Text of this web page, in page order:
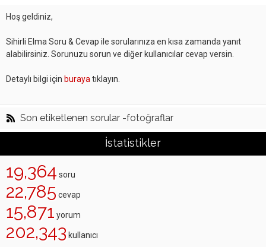
Hoş geldiniz,
Sihirli Elma Soru & Cevap ile sorularınıza en kısa zamanda yanıt
alabilirsiniz. Sorunuzu sorun ve diğer kullanıcılar cevap versin.
Detaylı bilgi için buraya tıklayın.
Son etiketlenen sorular -fotoğraflar
İstatistikler
19,364 soru
22,785 cevap
15,871 yorum
202,343 kullanıcı